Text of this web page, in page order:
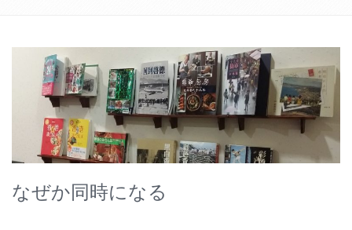
なぜか同時になる